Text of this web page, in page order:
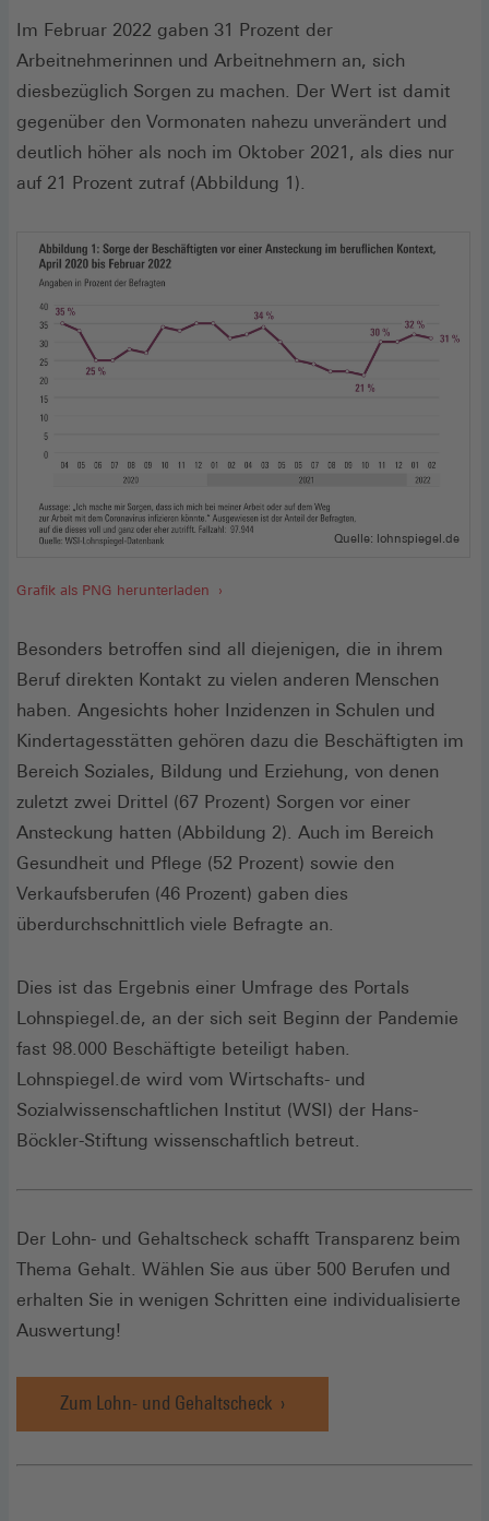
Im Februar 2022 gaben 31 Prozent der
Arbeitnehmerinnen und Arbeit­nehmern an, sich
diesbezüglich Sorgen zu machen. Der Wert ist damit
gegenüber den Vormonaten nahezu unverändert und
deutlich höher als noch im Oktober 2021, als dies nur
auf 21 Prozent zutraf (Abbildung 1).
Quelle: lohnspiegel.de
Grafik als PNG herunterladen
Besonders betroffen sind all diejenigen, die in ihrem
Beruf direkten Kontakt zu vielen anderen Menschen
haben. Angesichts hoher Inzidenzen in Schulen und
Kindertagesstätten gehören dazu die Beschäftigten im
Bereich Soziales, Bildung und Erziehung, von denen
zuletzt zwei Drittel (67 Prozent) Sorgen vor einer
Ansteckung hatten (Abbildung 2). Auch im Bereich
Gesundheit und Pflege (52 Prozent) sowie den
Verkaufsberufen (46 Prozent) gaben dies
überdurchschnittlich viele Befragte an.
Dies ist das Ergebnis einer Umfrage des Portals
Lohnspiegel.de, an der sich seit Beginn der Pandemie
fast 98.000 Beschäftigte beteiligt haben.
Lohnspiegel.de wird vom Wirtschafts- und
Sozialwissenschaftlichen Institut (WSI) der Hans-
Böckler-Stiftung wissenschaftlich betreut.
Der Lohn- und Gehaltscheck schafft Transparenz beim
Thema Gehalt. Wählen Sie aus über 500 Berufen und
erhalten Sie in wenigen Schritten eine individualisierte
Auswertung!
Zum Lohn- und Gehaltscheck